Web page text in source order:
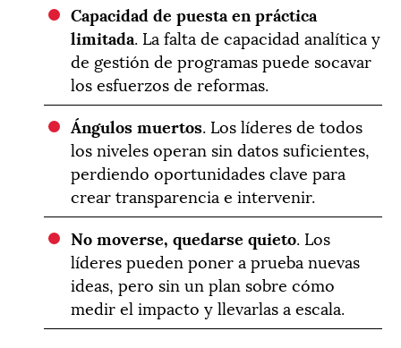
Capacidad de puesta en práctica
limitada. La falta de capacidad analítica y
de gestión de programas puede socavar
los esfuerzos de reformas.
Ángulos muertos. Los líderes de todos
los niveles operan sin datos suficientes,
perdiendo oportunidades clave para
crear transparencia e intervenir.
No moverse, quedarse quieto. Los
líderes pueden poner a prueba nuevas
ideas, pero sin un plan sobre cómo
medir el impacto y llevarlas a escala.